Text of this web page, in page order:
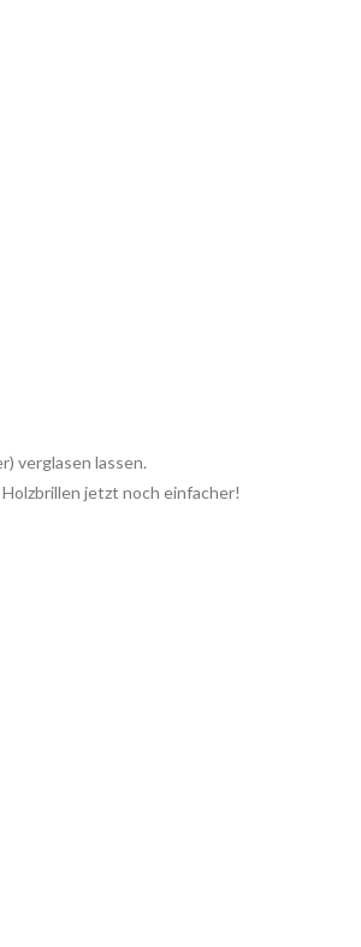
verglasen lassen.
jetzt noch einfacher!